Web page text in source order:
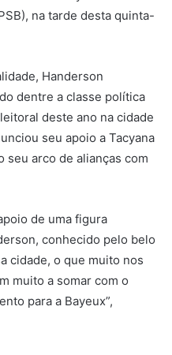
na tarde desta quinta-
Handerson
dentre a classe política
deste ano na cidade
seu apoio a Tacyana
seu arco de alianças com
de uma figura
conhecido pelo belo
cidade, o que muito nos
muito a somar com o
para a Bayeux”,